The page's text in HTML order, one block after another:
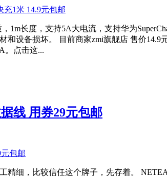
1m长度，支持5A大电流，支持华为
和设备损坏。 目前商家zmi旗舰店 售价
。点击这...
线 用券29元包邮
精细，比较信任这个牌子，先存着。